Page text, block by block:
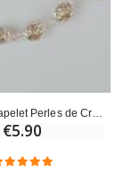
Bracelet Chapelet Perles de Cristal Rose Ajouré
€5.90